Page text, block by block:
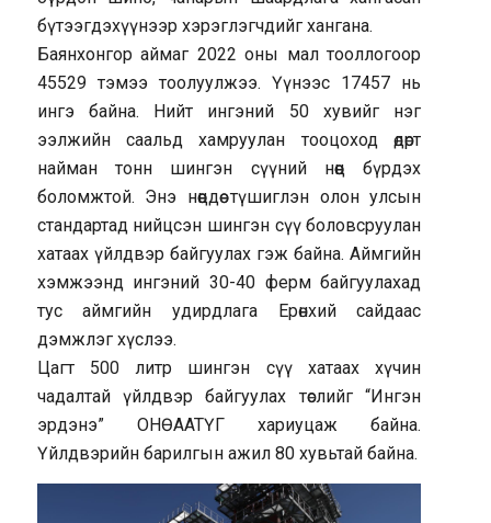
бүтээгдэхүүнээр хэрэглэгчдийг хангана.
Баянхонгор аймаг 2022 оны мал тооллогоор
45529 тэмээ тоолуулжээ. Үүнээс 17457 нь
ингэ байна. Нийт ингэний 50 хувийг нэг
ээлжийн саальд хамруулан тооцоход өдөрт
найман тонн шингэн сүүний нөөц бүрдэх
боломжтой. Энэ нөөцдөө түшиглэн олон улсын
стандартад нийцсэн шингэн сүү боловсруулан
хатаах үйлдвэр байгуулах гэж байна. Аймгийн
хэмжээнд ингэний 30-40 ферм байгуулахад
тус аймгийн удирдлага Ерөнхий сайдаас
дэмжлэг хүслээ.
Цагт 500 литр шингэн сүү хатаах хүчин
чадалтай үйлдвэр байгуулах төслийг “Ингэн
эрдэнэ” ОНӨААТҮГ хариуцаж байна.
Үйлдвэрийн барилгын ажил 80 хувьтай байна.